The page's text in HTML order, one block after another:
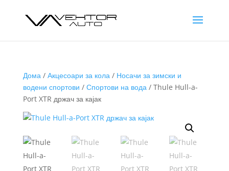
Дома/ Акцесоари за кола/ Носачи за зимски и
водени спортови / Спортови на вода/ Thule Hull-a-
Port XTR држач за кајак